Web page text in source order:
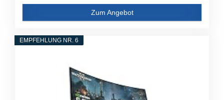
Zum Angebot
EMPFEHLUNG NR. 6